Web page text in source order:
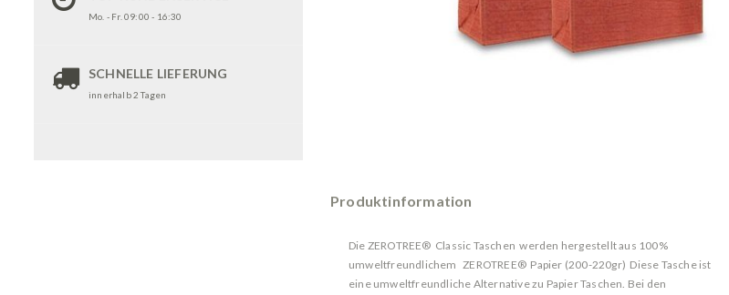
Mo. - Fr. 09:00 - 16:30
SCHNELLE LIEFERUNG
innerhalb 2 Tagen
Produktinformation
Die ZEROTREE® Classic Taschen werden hergestellt aus 100%
umweltfreundlichem ZEROTREE® Papier (200-220gr) Diese Tasche ist
eine umweltfreundliche Alternative zu Papier Taschen. Bei den